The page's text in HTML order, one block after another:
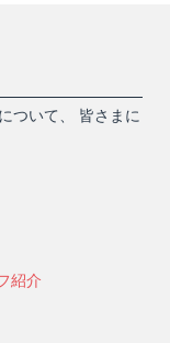
ついて、 皆さまに
紹介